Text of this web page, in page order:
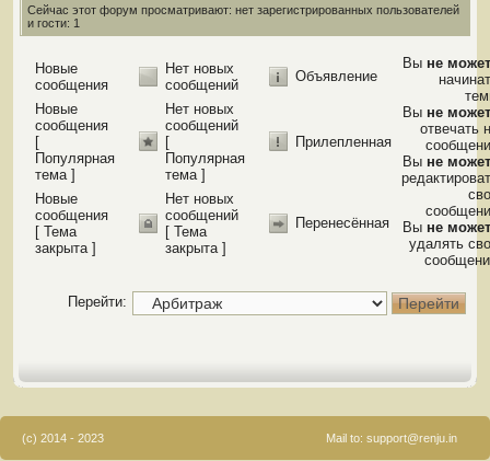
Сейчас этот форум просматривают: нет зарегистрированных пользователей
и гости: 1
Новые
сообщения
Нет новых
сообщений
Объявление
Новые
сообщения
[
Популярная
тема ]
Нет новых
сообщений
[
Популярная
тема ]
Прилепленная
Новые
сообщения
[ Тема
закрыта ]
Нет новых
сообщений
[ Тема
закрыта ]
Перенесённая
Вы не
Вы не
отвечать
Вы не
Вы не
удалять
Перейти:
(c) 2014 - 2023 Mail to: support@renju.in